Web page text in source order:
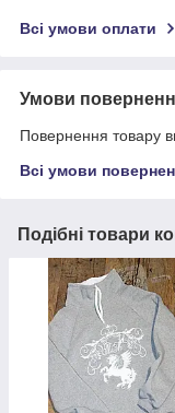
Всі умови оплати
Умови
Повернення товару
Всі умови
Подібні товари